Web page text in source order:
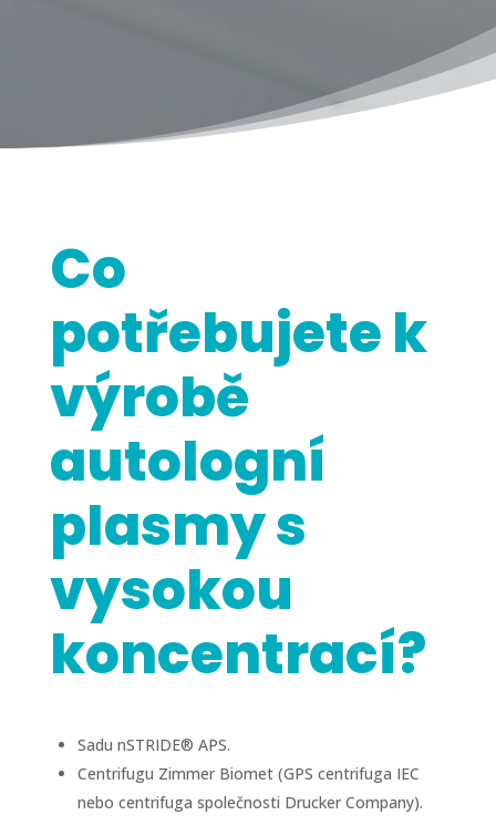
Co
potřebujete k
výrobě
autologní
plasmy s
vysokou
koncentrací?
Sadu nSTRIDE® APS.
Centrifugu Zimmer Biomet (GPS centrifuga IEC
nebo centrifuga společnosti Drucker Company).